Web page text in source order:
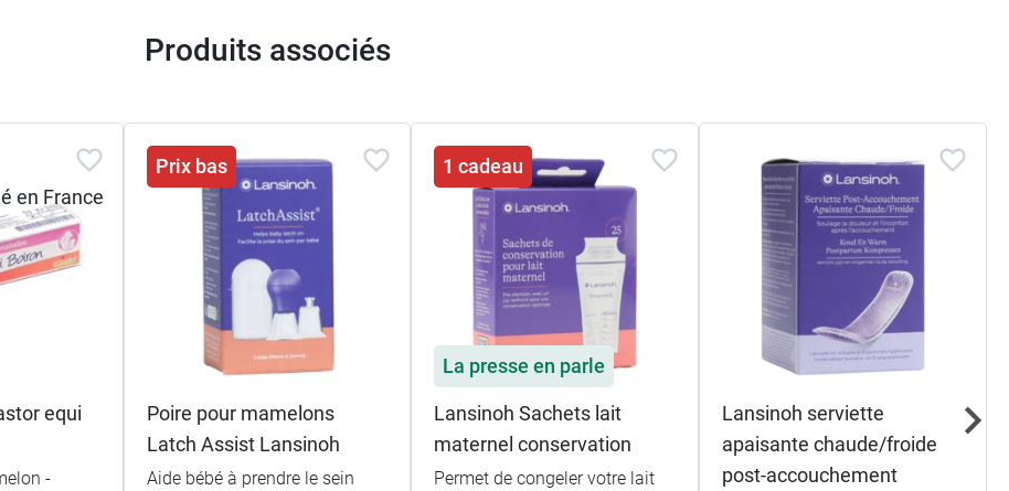
Produits associés
equi
-
Prix bas
Poire pour mamelons
Latch Assist Lansinoh
Aide bébé à prendre le sein
1 cadeau
La presse en parle
Lansinoh Sachets lait
maternel conservation
Permet de congeler votre lait
Lansinoh serviette
apaisante chaude/froide
post-accouchement